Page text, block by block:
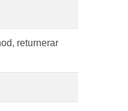
returnerar